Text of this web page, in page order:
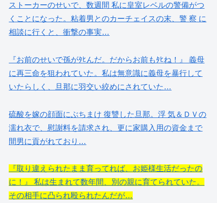
ストーカーのせいで、数週間 私に皇室レベルの警備がつ
くことになった。粘着男とのカーチェイスの末、警 察 に
相談に行くと、衝撃の事実…
『お前のせいで孫がﾀﾋんだ。だからお前もﾀﾋね！』 義母
に再三命を狙われていた。私は無意識に義母を暴行して
いたらしく、旦那に羽交い絞めにされていた…
硫酸を嫁の顔面にぶちまけ 復讐した旦那。浮 気＆ＤＶの
濡れ衣で、慰謝料を請求され、更に家購入用の資金まで
間男に貢がれており…
『取り違えられたまま育ってれば、お姫様生活だったの
に！』 私は生まれて数年間、別の親に育てられていた。
その相手に凸られ殴られたんだが…